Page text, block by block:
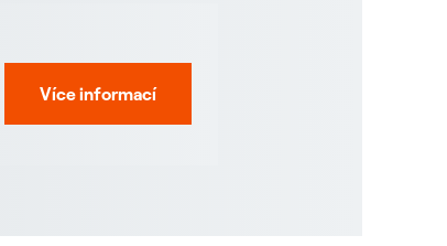
Více informací